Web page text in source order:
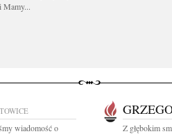
Mamy...
wiadomość o
Z głębokim